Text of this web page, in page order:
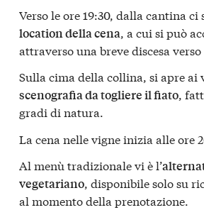
Verso le ore 19:30, dalla cantina ci
location della cena , a cui si può
attraverso una breve discesa
Sulla cima della collina, si apre ai
scenografia da togliere il fiato,
gradi di natura.
La cena nelle vigne inizia alle ore
Al menù tradizionale vi è l’
vegetariano, disponibile solo su
al momento della prenotazione.